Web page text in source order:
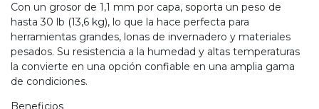
Con un grosor de 1,1 mm por capa, soporta un peso de
hasta 30 lb (13,6 kg), lo que la hace perfecta para
herramientas grandes, lonas de invernadero y materiales
pesados. Su resistencia a la humedad y altas temperaturas
la convierte en una opción confiable en una amplia gama
de condiciones.
Beneficios